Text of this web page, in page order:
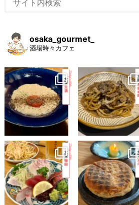
osaka_gourmet_
酒場時々カフェ